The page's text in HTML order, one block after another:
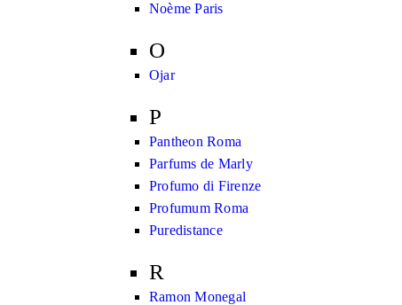
Noème Paris
O
Ojar
P
Pantheon Roma
Parfums de Marly
Profumo di Firenze
Profumum Roma
Puredistance
R
Ramon Monegal